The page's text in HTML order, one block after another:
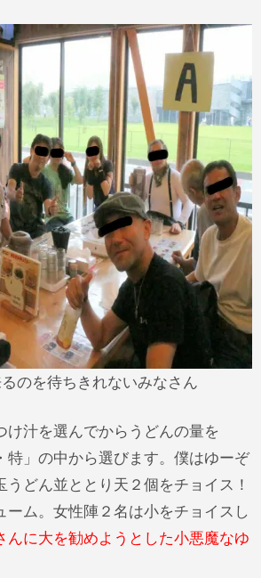
のを待ちきれないみなさん
け汁を選んでからうどんの量を
特」の中から選びます。僕はゆーぞ
うどん並ととり天２個をチョイス！
ーム。女性陣２名は小をチョイスし
んに大を勧めようとした小悪魔なゆ